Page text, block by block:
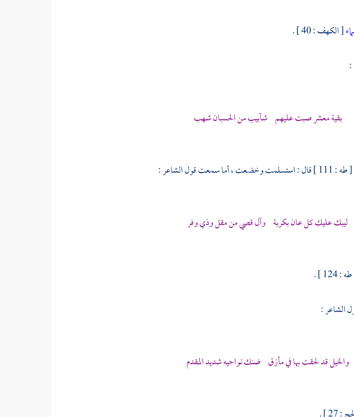
[ الكهف : 40 ] .
:
بقية معشر صبت عليهم شآبيب من الحسبان شهب
[ طه : 111 ] قال : استسلمت وخضعت ، أما سمعت قول الشاعر :
ليبك عليك كل عان بكربة وآل قصيمن مقل وذي وفر
: 124 ] .
الشاعر :
والخيل قد لحقت بها في مأزق ضنك نواحيه شديد المقدم